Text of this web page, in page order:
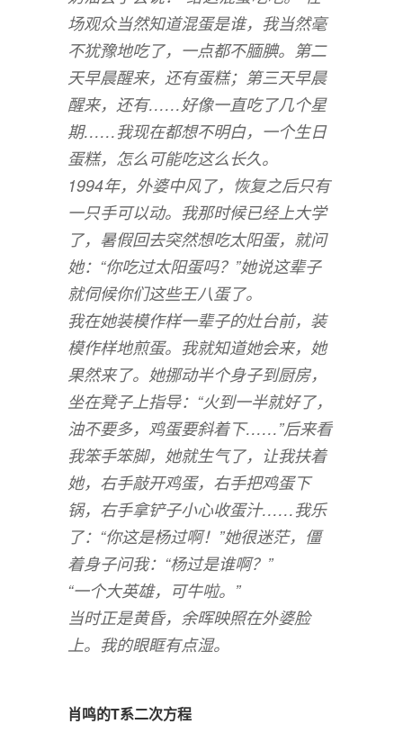
场观众当然知道混蛋是谁，我当然毫
不犹豫地吃了，一点都不腼腆。第二
天早晨醒来，还有蛋糕；第三天早晨
醒来，还有……好像一直吃了几个星
期……我现在都想不明白，一个生日
蛋糕，怎么可能吃这么长久。
1994年，外婆中风了，恢复之后只有
一只手可以动。我那时候已经上大学
了，暑假回去突然想吃太阳蛋，就问
她：“你吃过太阳蛋吗？”她说这辈子
就伺候你们这些王八蛋了。
我在她装模作样一辈子的灶台前，装
模作样地煎蛋。我就知道她会来，她
果然来了。她挪动半个身子到厨房，
坐在凳子上指导：“火到一半就好了，
油不要多，鸡蛋要斜着下……”后来看
我笨手笨脚，她就生气了，让我扶着
她，右手敲开鸡蛋，右手把鸡蛋下
锅，右手拿铲子小心收蛋汁……我乐
了：“你这是杨过啊！”她很迷茫，僵
着身子问我：“杨过是谁啊？”
“一个大英雄，可牛啦。”
当时正是黄昏，余晖映照在外婆脸
上。我的眼眶有点湿。
肖鸣的T系二次方程